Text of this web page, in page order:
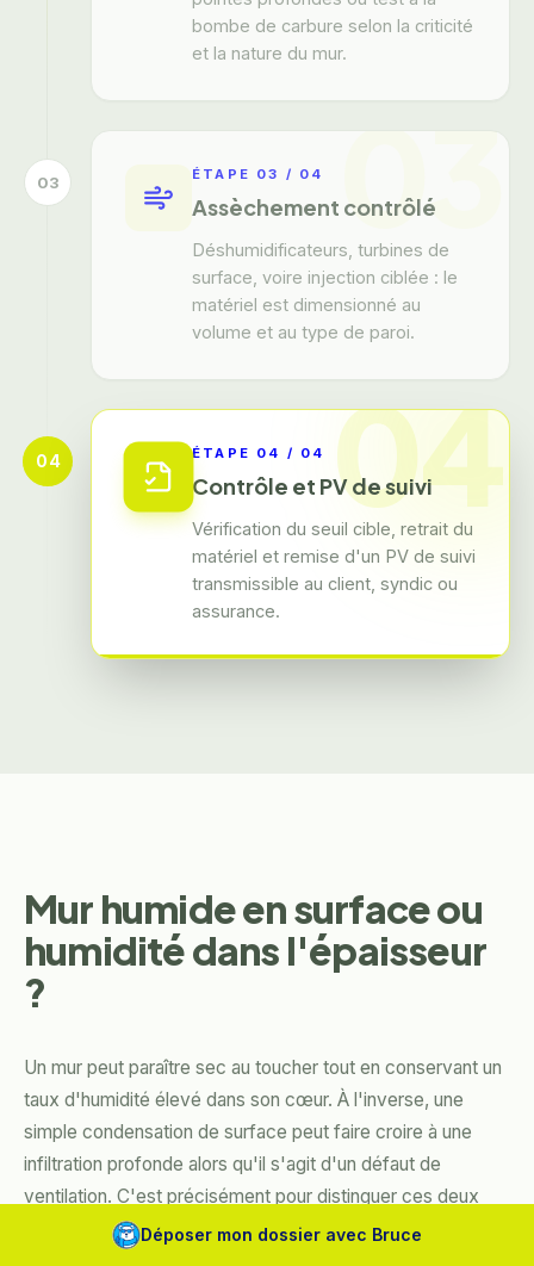
Déposer mon dossier avec Bruce
bombe de carbure selon la criticité
et la nature du mur.
03 03
ÉTAPE 03 / 04
Assèchement contrôlé
Déshumidificateurs, turbines de
surface, voire injection ciblée : le
matériel est dimensionné au
volume et au type de paroi.
04 04
ÉTAPE 04 / 04
Contrôle et PV de suivi
Vérification du seuil cible, retrait du
matériel et remise d'un PV de suivi
transmissible au client, syndic ou
assurance.
Mur humide en surface ou
humidité dans l'épaisseur
?
Un mur peut paraître sec au toucher tout en conservant un
taux d'humidité élevé dans son cœur. À l'inverse, une
simple condensation de surface peut faire croire à une
infiltration profonde alors qu'il s'agit d'un défaut de
ventilation. C'est précisément pour distinguer ces deux
situations que la mesure hygrométrique est indispensable